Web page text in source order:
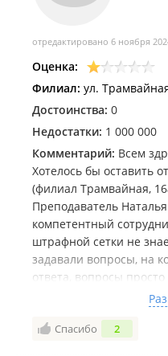
отредактировано 6 ноября
Оценка:
Филиал: ул.
Достоинства: 0
Недостатки: 1 000 000
Комментарий: Всем
Хотелось бы оставить
(филиал Трамвайная,
Преподаватель
компетентный
штрафной сетки не
задавали вопросы, на
ответа, вопросы
большинстве случаев
Администраторы
договоре правильно
Спасибо 2